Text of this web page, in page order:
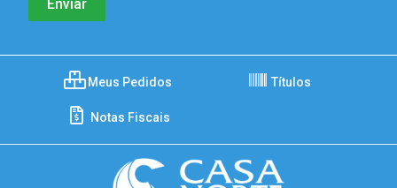
Meus Pedidos Títulos
Notas Fiscais